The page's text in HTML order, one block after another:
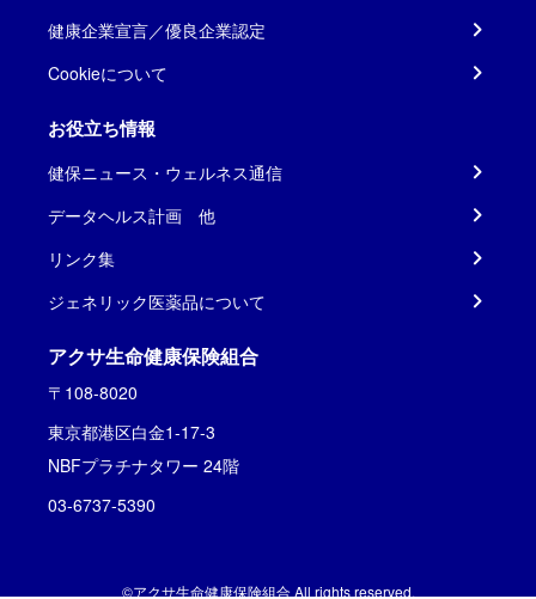
健康企業宣言／優良企業認定
Cookieについて
お役立ち情報
健保ニュース・ウェルネス通信
データヘルス計画 他
リンク集
ジェネリック医薬品について
アクサ生命健康保険組合
〒108-8020
東京都港区白金1-17-3
NBFプラチナタワー 24階
03-6737-5390
©アクサ生命健康保険組合 All rights reserved.